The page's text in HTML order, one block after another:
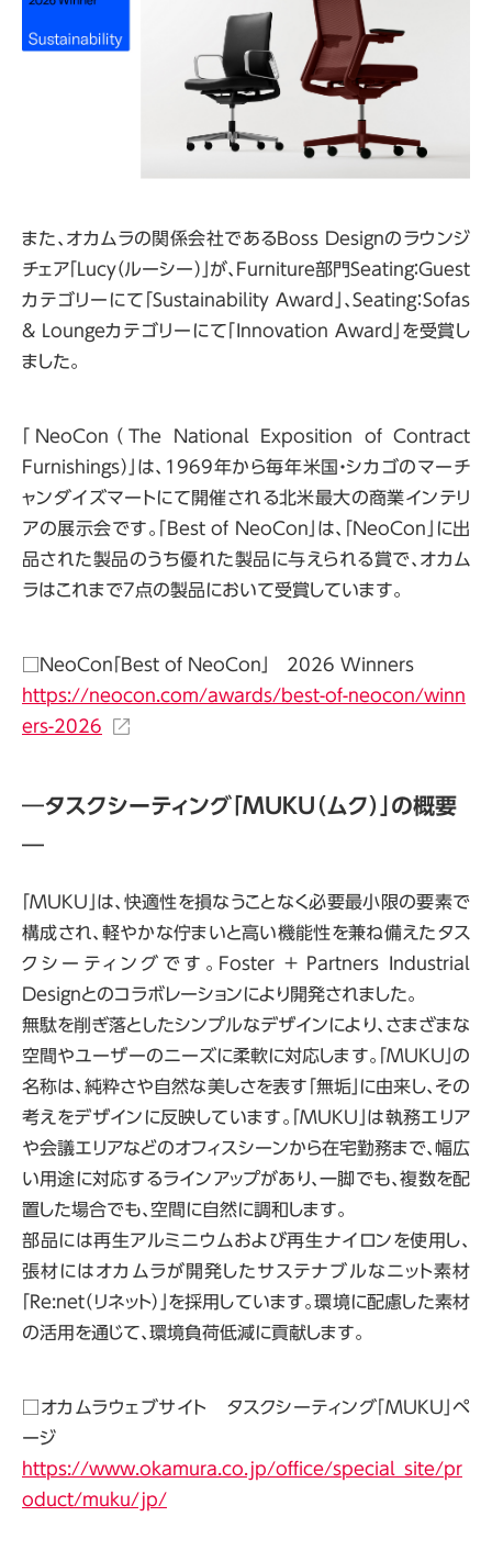
また、オカムラの関係会社であるBoss Designのラウンジ
チェア「
Lucy（ルーシー）」が、 Furniture部門Seating：Guest
カテゴリーにて「Sustainability Award 」、Seating：Sofas
& Loungeカテゴリーにて「 Innovation Award
」を受賞し
ました。
NeoCon （The National Exposition of Contract
Furnishings）」は、 1969年から毎年米国・シカゴのマーチ
ャンダイズマートにて開催される北米最大の商業インテリ
アの展示会です。「
Best of NeoCon 」は、「 NeoCon 」に出
品された製品のうち優れた製品に与えられる賞で、オカム
ラはこれまで7点の製品において受賞しています。
NeoCon Best of NeoCon 」 2026 Winners
https://neocon.com/awards/best-of-neocon/winn
ers-2026
―タスクシーティング「MUKU （ムク）」の概要
―
「MUKU 」は、快適性を損なうことなく必要最小限の要素で
構成され、軽やかな佇まいと高い機能性を兼ね備えたタス
クシーティングです。 Foster + Partners Industrial
Designとのコラボレーションにより開発されました。
無駄を削ぎ落としたシンプルなデザインにより、さまざまな
空間やユーザーのニーズに柔軟に対応します。「 MUKU 」の
名称は、純粋さや自然な美しさを表す「無垢」に由来し、その
考えをデザインに反映しています。「MUKU 」は執務エリア
や会議エリアなどのオフィスシーンから在宅勤務まで、幅広
い用途に対応するラインアップがあり、一脚でも、複数を配
置した場合でも、空間に自然に調和します。
部品には再生アルミニウムおよび再生ナイロンを使用し、
張材にはオカムラが開発したサステナブルなニット素材
Re:net（リネット）」を採用しています。環境に配慮した素材
の活用を通じて、環境負荷低減に貢献します。
□オカムラウェブサイト タスクシーティング「 MUKU 」ペ
ージ
https://www.okamura.co.jp/office/special_site/pr
oduct/muku/jp/